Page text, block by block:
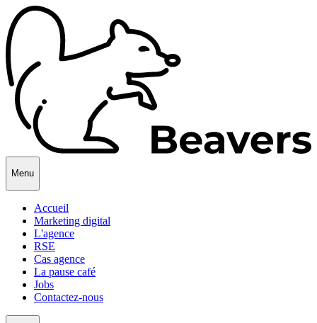
Menu
Accueil
Marketing digital
L'agence
RSE
Cas agence
La pause café
Jobs
Contactez-nous